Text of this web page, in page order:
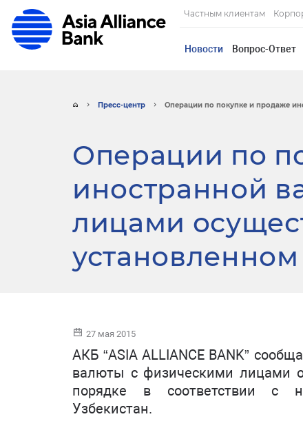
Частным клиентам
Новости Вопрос-Ответ
Пресс-центр Операции по покупке и продаже
Операции по
иностранной
лицами
27 мая 2015
АКБ “ASIA ALLIANCE BANK”
валюты с физическими лицами
порядке в соответствии с
Узбекистан.